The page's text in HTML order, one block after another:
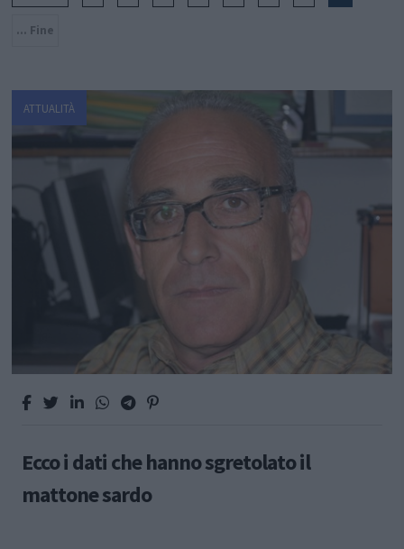
... Fine
ATTUALITÀ
Ecco i dati che hanno sgretolato il
mattone sardo